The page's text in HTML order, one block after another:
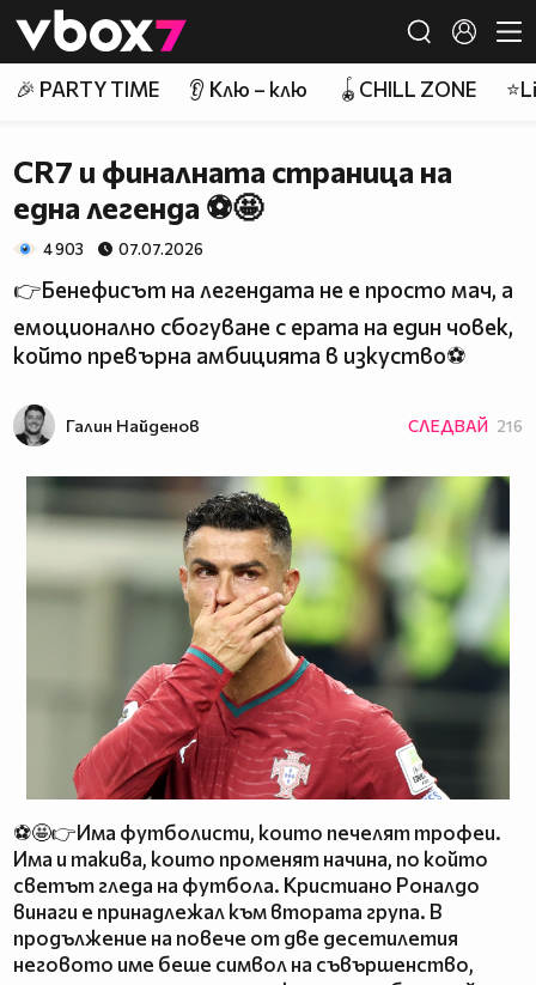
👾
🎉 PARTY TIME 👂 Клю – клю 🪀CHILL ZONE
CR7 и финалната страница на
една легенда ⚽🤩
4 903 07.07.2026
👉Бенефисът на легендата не е просто мач, а
емоционално сбогуване с ерата на един човек,
който превърна амбицията в изкуство⚽
Галин Найденов СЛЕДВАЙ 216
⚽🤩👉Има футболисти, които печелят трофеи.
Има и такива, които променят начина, по който
светът гледа на футбола. Кристиано Роналдо
винаги е принадлежал към втората група. В
продължение на повече от две десетилетия
неговото име беше символ на съвършенство,